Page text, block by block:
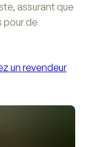
assurant que
pour de
un revendeur